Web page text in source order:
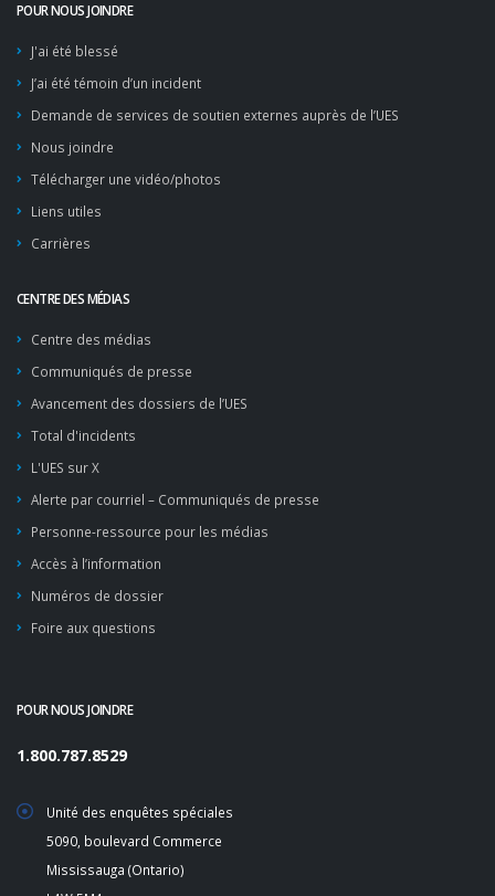
POUR NOUS JOINDRE
J'ai été blessé
J’ai été témoin d’un incident
Demande de services de soutien externes auprès de l’UES
Nous joindre
Télécharger une vidéo/photos
Liens utiles
Carrières
CENTRE DES MÉDIAS
Centre des médias
Communiqués de presse
Avancement des dossiers de l’UES
Total d'incidents
L'UES sur X
Alerte par courriel – Communiqués de presse
Personne-ressource pour les médias
Accès à l’information
Numéros de dossier
Foire aux questions
POUR NOUS JOINDRE
1.800.787.8529
Unité des enquêtes spéciales
5090, boulevard Commerce
Mississauga (Ontario)